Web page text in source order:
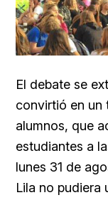
El debate se
convirtió en un
alumnos, que
estudiantes a
lunes 31 de
Lila no pudiera